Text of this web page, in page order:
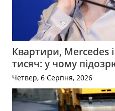
Квартири, Mercedes
тисяч: у чому
Четвер, 6 Серпня, 2026